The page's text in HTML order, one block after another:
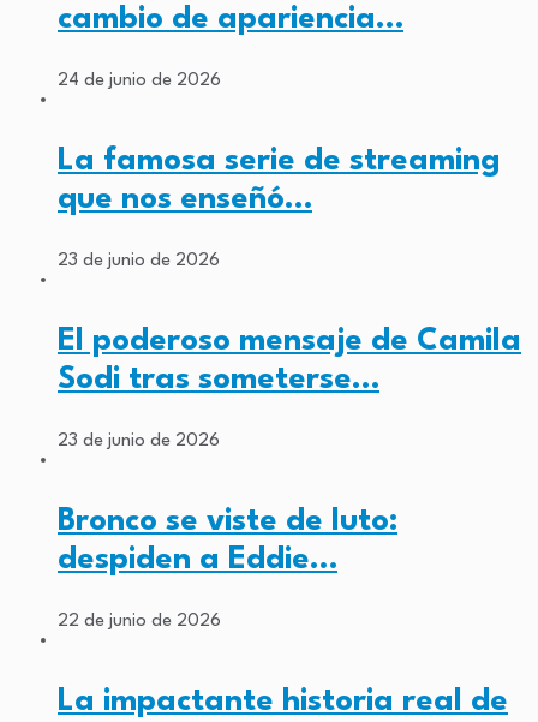
cambio de apariencia…
24 de junio de 2026
La famosa serie de streaming
que nos enseñó…
23 de junio de 2026
El poderoso mensaje de Camila
Sodi tras someterse…
23 de junio de 2026
Bronco se viste de luto:
despiden a Eddie…
22 de junio de 2026
La impactante historia real de